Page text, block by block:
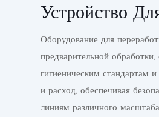
Устройство
Оборудование для
предварительной
гигиеническим стандартам
и расход, обеспечивая
линиям различного